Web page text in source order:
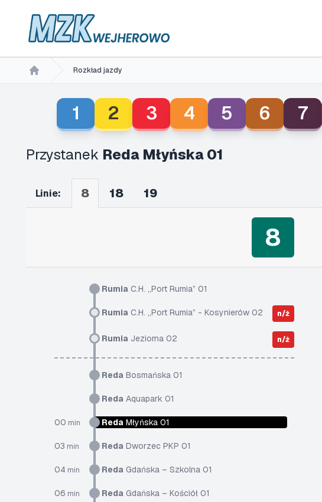
Rozkład jazdy
1 2 3 4 5 6 7
Przystanek Reda Młyńska 01
Linie: 8 18 19
8
Rumia C.H. „Port Rumia” 01
Rumia C.H. „Port Rumia” - Kosynierów 02 n/ż
Rumia Jeziorna 02 n/ż
Reda Bosmańska 01
Reda Aquapark 01
00 min Reda Młyńska 01
03 min Reda Dworzec PKP 01
04 min Reda Gdańska – Szkolna 01
06 min Reda Gdańska – Kościół 01